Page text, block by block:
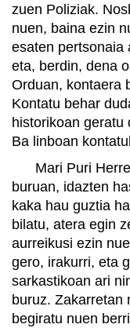
zuen Poliziak.
nuen, baina ezin
esaten pertsonaia
eta, berdin, dena
Orduan, kontaera
Kontatu behar
historikoan geratu
Ba linboan
Mari Puri
buruan, idazten
kaka hau guztia
bilatu, atera egin
aurreikusi ezin
gero, irakurri, eta
sarkastikoan ari
buruz. Zakarretan
begiratu nuen